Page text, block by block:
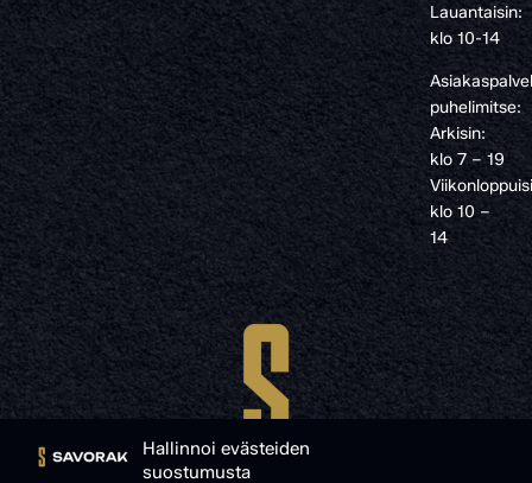
Hallinnoi evästeiden
suostumusta
Lauantaisin:
klo 10-14
puhelimitse:
Arkisin:
klo 7 – 19
klo 10 –
14